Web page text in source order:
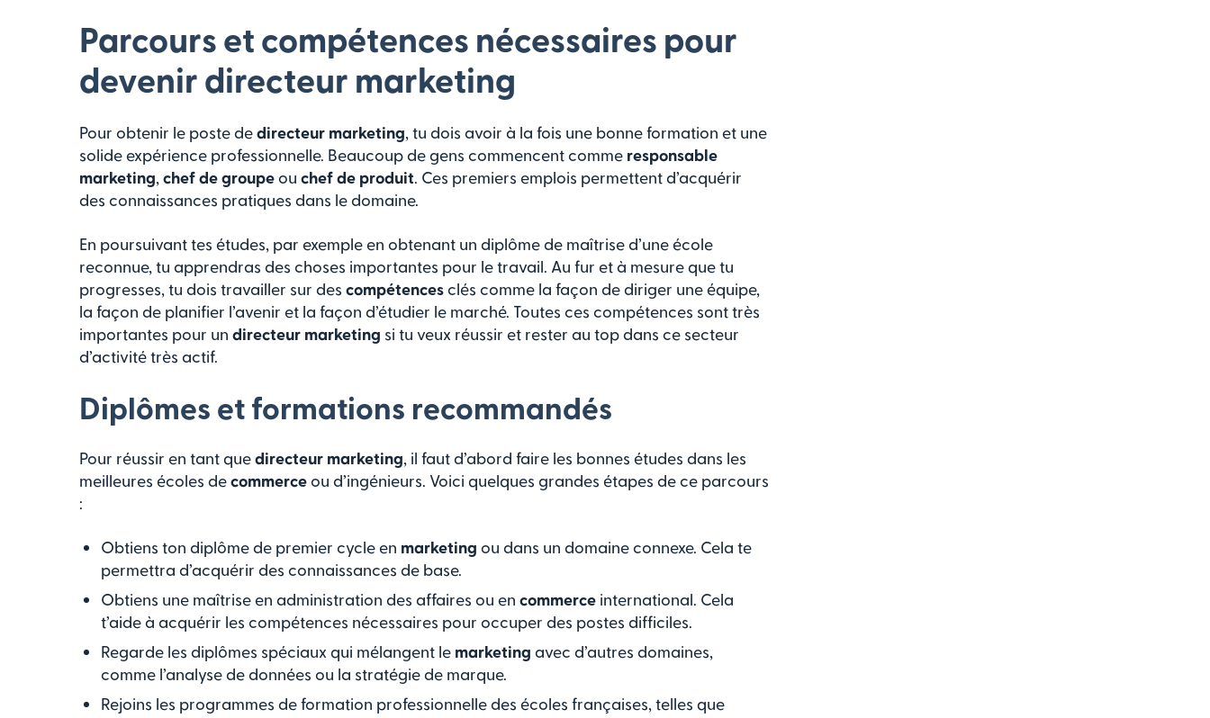
Parcours et compétences nécessaires pour
devenir directeur marketing
Pour obtenir le poste dedirecteur marketing , tu dois avoir à la fois une bonne formation et une
solide expérience professionnelle. Beaucoup de gens commencent comme responsable
marketing chef de groupeou chef de produit . Ces premiers emplois permettent d’acquérir
des connaissances pratiques dans le domaine.
En poursuivant tes études, par exemple en obtenant un diplôme de maîtrise d’une école
reconnue, tu apprendras des choses importantes pour le travail. Au fur et à mesure que tu
progresses, tu dois travailler sur des compétencesclés comme la façon de diriger une équipe,
la façon de planifier l’avenir et la façon d’étudier le marché. Toutes ces compétences sont très
importantes pour un directeur marketing si tu veux réussir et rester au top dans ce secteur
d’activité très actif.
Diplômes et formations recommandés
Pour réussir en tant quedirecteur marketing , il faut d’abord faire les bonnes études dans les
meilleures écoles decommerceou d’ingénieurs. Voici quelques grandes étapes de ce parcours
:
Obtiens ton diplôme de premier cycle en marketing ou dans un domaine connexe. Cela te
permettra d’acquérir des connaissances de base.
Obtiens une maîtrise en administration des affaires ou en commerce international. Cela
t’aide à acquérir les compétences nécessaires pour occuper des postes difficiles.
Regarde les diplômes spéciaux qui mélangent le marketing avec d’autres domaines,
comme l’analyse de données ou la stratégie de marque.
Rejoins les programmes de formation professionnelle des écoles françaises, telles que